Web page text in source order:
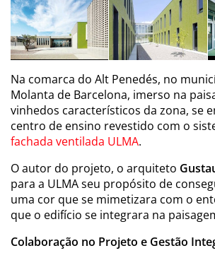
Na comarca do Alt Penedés, no
Molanta de Barcelona, imerso na
vinhedos característicos da zona, se
centro de ensino revestido com o
fachada ventilada ULMA.
O autor do projeto, o arquiteto
para a ULMA seu propósito de
uma cor que se mimetizara com o
que o edifício se integrara na
Colaboração no Projeto e Gestão